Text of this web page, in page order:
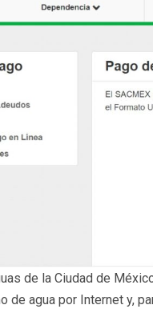
de la Ciudad de
de agua por Internet y,